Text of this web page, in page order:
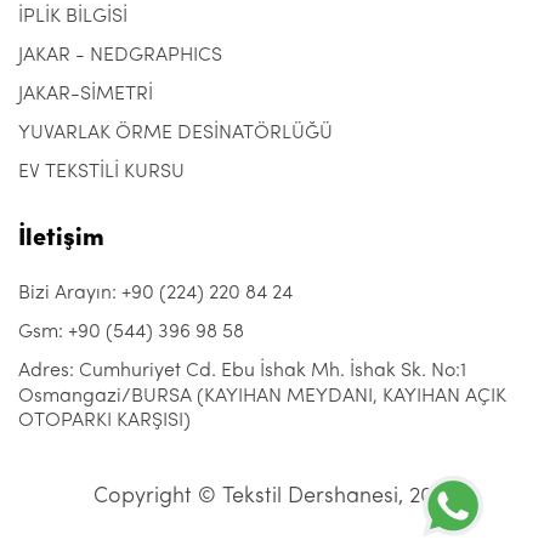
İPLİK BİLGİSİ
JAKAR - NEDGRAPHICS
JAKAR-SİMETRİ
YUVARLAK ÖRME DESİNATÖRLÜĞÜ
EV TEKSTİLİ KURSU
İletişim
Bizi Arayın: +90 (224) 220 84 24
Gsm: +90 (544) 396 98 58
Adres: Cumhuriyet Cd. Ebu İshak Mh. İshak Sk. No:1
Osmangazi/BURSA (KAYIHAN MEYDANI, KAYIHAN AÇIK
OTOPARKI KARŞISI)
Copyright © Tekstil Dershanesi, 2021